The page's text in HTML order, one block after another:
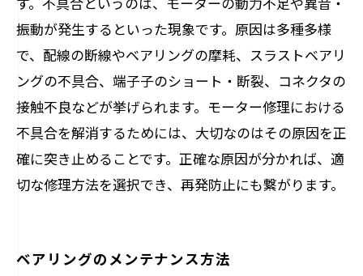
振動が発生するといった現象です。原因は多種多様
で、配線の断線やベアリングの摩耗、スラストベアリ
ングの不具合、端子子のショート・断裂、コネクタの
接触不良などが挙げられます。モーター修理における
不具合を解消するためには、大切なのはその原因を正
確に突き止めることです。正確な原因が分かれば、適
切な修理方法を選択でき、再発防止にも繋がります。
ベアリングのメンテナンス方法